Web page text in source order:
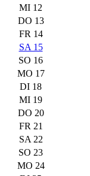
MI 12
DO 13
FR 14
SA 15
SO 16
MO 17
DI 18
MI 19
DO 20
FR 21
SA 22
SO 23
MO 24